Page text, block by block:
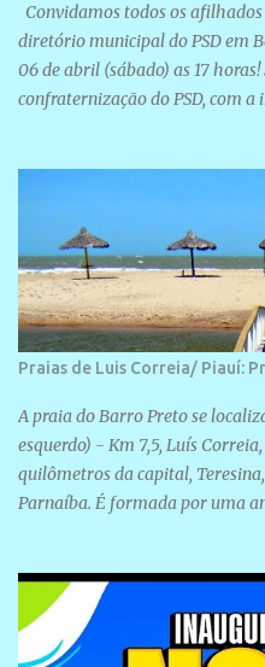
Convidamos todos os
diretório municipal do PSD em
06 de abril (sábado) as 17
confraternização do PSD, com a
Praias de Luis Correia/ Piauí:
A praia do Barro Preto se
esquerdo) - Km 7,5, Luís
quilômetros da capital,
Parnaíba. É formada por uma
devido ao extensivo molhe de
de altura, não apresentando
se sabe ao certo porque a praia